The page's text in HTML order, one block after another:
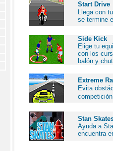
Start Drive
Llega con
se termine
Side Kick
Elige tu
con los
balón y
Extreme
Evita
Stan
Ayuda a
encuentra